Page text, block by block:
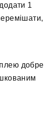
1
добре